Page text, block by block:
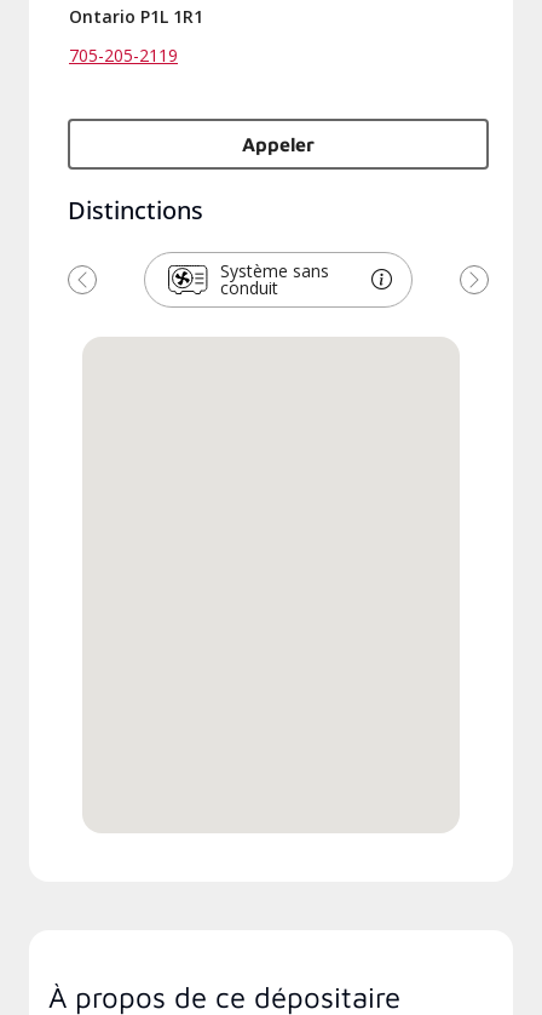
Ontario P1L 1R1
705-205-2119
Appeler
Distinctions
Système sans
conduit
Précédent Suivant
À propos de ce dépositaire